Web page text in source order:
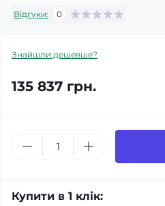
Відгуки: 0
Знайшли дешевше?
135 837 грн.
Купити в 1 клік: